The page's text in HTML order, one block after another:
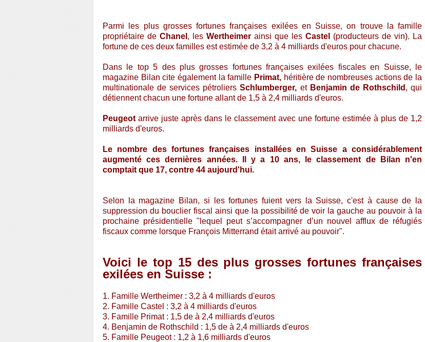
Parmi les plus grosses fortunes françaises exilées en Suisse, on trouve la famille
propriétaire de Chanel , les Wertheimer ainsi que les Castel
(producteurs de vin). La
fortune de ces deux familles est estimée de 3,2 à 4 milliards d'euros pour chacune.
Dans le top 5 des plus grosses fortunes françaises exilées fiscales en Suisse, le
magazine Bilan cite également la famille Primat, héritière de nombreuses actions de la
multinationale de services pétroliersSchlumberger, et Benjamin de Rothschild , qui
détiennent chacun une fortune allant de 1,5 à 2,4 milliards d'euros.
Peugeot arrive juste après dans le classement avec une fortune estimée à plus de 1,2
milliards d'euros.
Le nombre des fortunes françaises installées en Suisse a considérablement
augmenté ces dernières années. Il y a 10 ans, le classement de Bilan n'en
comptait que 17, contre 44 aujourd'hui.
Selon la magazine Bilan, si les fortunes fuient vers la Suisse, c'est à cause de la
suppression du bouclier fiscal ainsi que la possibilité de voir la gauche au pouvoir à la
prochaine présidentielle "lequel peut s’accompagner d’un nouvel afflux de réfugiés
fiscaux comme lorsque François Mitterrand était arrivé au pouvoir".
Voici le top 15 des plus grosses fortunes françaises
exilées en Suisse :
1. Famille Wertheimer : 3,2 à 4 milliards d'euros
2. Famille Castel : 3,2 à 4 milliards d'euros
3. Famille Primat : 1,5 de à 2,4 milliards d'euros
4. Benjamin de Rothschild : 1,5 de à 2,4 milliards d'euros
5. Famille Peugeot : 1,2 à 1,6 milliards d'euros